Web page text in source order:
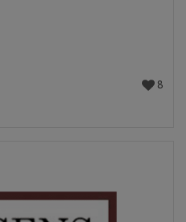
8